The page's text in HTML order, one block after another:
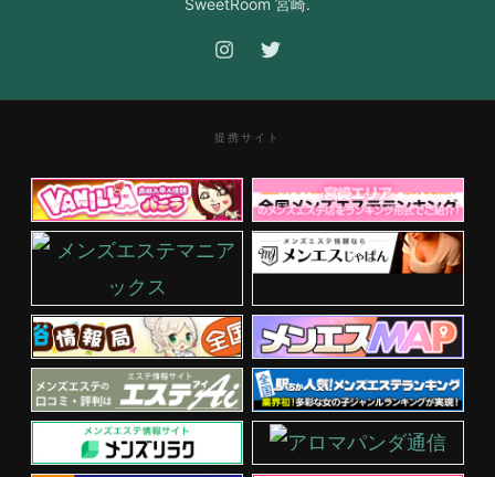
SweetRoom 宮崎.
提携サイト